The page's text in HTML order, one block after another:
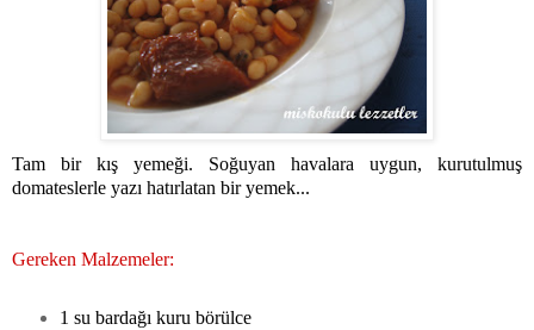
Tam bir kış yemeği. Soğuyan havalara uygun, kurutulmuş
domateslerle yazı hatırlatan bir yemek...
Gereken Malzemeler:
1 su bardağı kuru börülce